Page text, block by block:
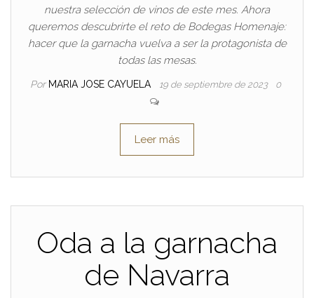
nuestra selección de vinos de este mes. Ahora
queremos descubrirte el reto de Bodegas Homenaje:
hacer que la garnacha vuelva a ser la protagonista de
todas las mesas.
Por MARIA JOSE CAYUELA 19 de septiembre de 2023 0
Leer más
Oda a la garnacha
de Navarra